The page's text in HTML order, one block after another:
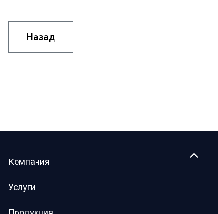
Назад
Компания
Услуги